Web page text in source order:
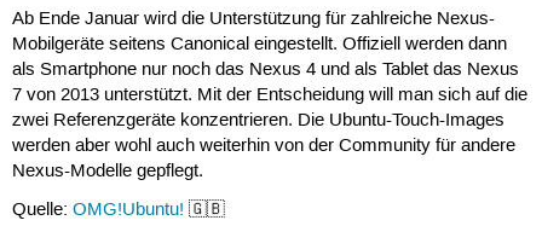
Ab Ende Januar wird die Unterstützung für zahlreiche Nexus-
Mobilgeräte seitens Canonical eingestellt. Offiziell werden dann
als Smartphone nur noch das Nexus 4 und als Tablet das Nexus
7 von 2013 unterstützt. Mit der Entscheidung will man sich auf die
zwei Referenzgeräte konzentrieren. Die Ubuntu-Touch-Images
werden aber wohl auch weiterhin von der Community für andere
Nexus-Modelle gepflegt.
Quelle: OMG!Ubuntu! 🇬🇧